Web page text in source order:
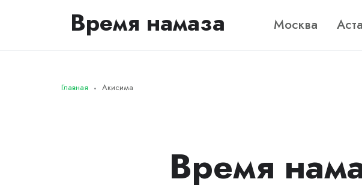
Время намаза Москва
Главная Акисима
Время